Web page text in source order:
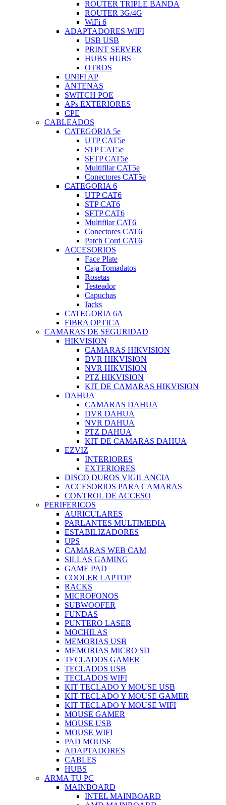
ROUTER TRIPLE BANDA
ROUTER 3G/4G
WiFi 6
ADAPTADORES WIFI
USB USB
PRINT SERVER
HUBS HUBS
OTROS
UNIFI AP
ANTENAS
SWITCH POE
APs EXTERIORES
CPE
CABLEADOS
CATEGORIA 5e
UTP CAT5e
STP CAT5e
SFTP CAT5e
Multifilar CAT5e
Conectores CAT5e
CATEGORIA 6
UTP CAT6
STP CAT6
SFTP CAT6
Multifilar CAT6
Conectores CAT6
Patch Cord CAT6
ACCESORIOS
Face Plate
Caja Tomadatos
Rosetas
Testeador
Capuchas
Jacks
CATEGORIA 6A
FIBRA OPTICA
CAMARAS DE SEGURIDAD
HIKVISION
CAMARAS HIKVISION
DVR HIKVISION
NVR HIKVISION
PTZ HIKVISION
KIT DE CAMARAS HIKVISION
DAHUA
CAMARAS DAHUA
DVR DAHUA
NVR DAHUA
PTZ DAHUA
KIT DE CAMARAS DAHUA
EZVIZ
INTERIORES
EXTERIORES
DISCO DUROS VIGILANCIA
ACCESORIOS PARA CAMARAS
CONTROL DE ACCESO
PERIFERICOS
AURICULARES
PARLANTES MULTIMEDIA
ESTABILIZADORES
UPS
CAMARAS WEB CAM
SILLAS GAMING
GAME PAD
COOLER LAPTOP
RACKS
MICROFONOS
SUBWOOFER
FUNDAS
PUNTERO LASER
MOCHILAS
MEMORIAS USB
MEMORIAS MICRO SD
TECLADOS GAMER
TECLADOS USB
TECLADOS WIFI
KIT TECLADO Y MOUSE USB
KIT TECLADO Y MOUSE GAMER
KIT TECLADO Y MOUSE WIFI
MOUSE GAMER
MOUSE USB
MOUSE WIFI
PAD MOUSE
ADAPTADORES
CABLES
HUBS
ARMA TU PC
MAINBOARD
INTEL MAINBOARD